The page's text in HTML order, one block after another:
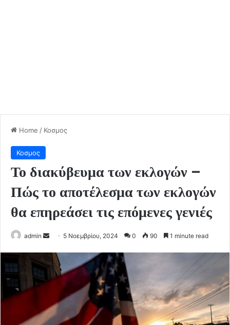
Home / Κοσμος
Κοσμος
Το διακύβευμα των εκλογών –
Πώς το αποτέλεσμα των εκλογών
θα επηρεάσει τις επόμενες γενιές
admin
Send
email
5 Νοεμβρίου, 2024 0 90 1 minute read